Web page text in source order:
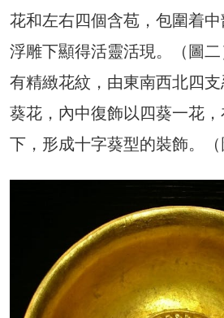
花和左右四個含苞，包圍着
浮雕下顯得活靈活現。（圖
有精緻花紋，由東南西北四
葵花，內中復飾以四葵一花
下，形成十字葵型的裝飾。（